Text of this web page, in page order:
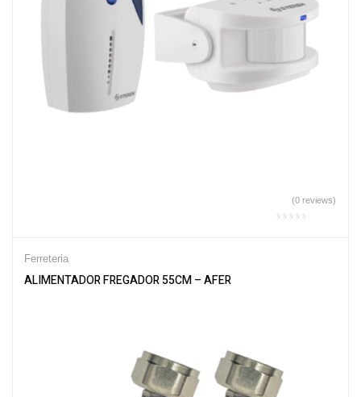
(0 reviews)
Ferreteria
ALIMENTADOR FREGADOR 55CM – AFER